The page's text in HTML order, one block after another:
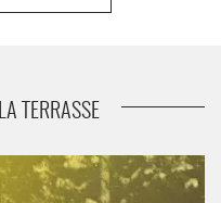
lien avec la Nature
TERRASSE
mis en scène par Violette
sortie Avignon / 2023